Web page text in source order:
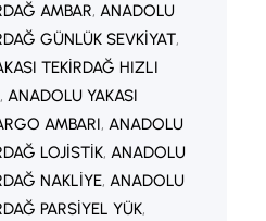
AMBAR, ANADOLU
GÜNLÜK SEVKIYAT
TEKIRDAĞ HIZLI
, ANADOLU YAKASI
AMBARI, ANADOLU
LOJISTIK, ANADOLU
NAKLIYE, ANADOLU
PARSIYEL YÜK